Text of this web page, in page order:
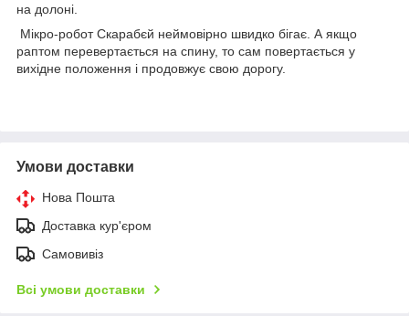
на долоні.
Мікро-робот Скарабєй неймовірно швидко бігає. А якщо
раптом перевертається на спину, то сам повертається у
вихідне положення і продовжує свою дорогу.
Умови доставки
Нова Пошта
Доставка кур'єром
Самовивіз
Всі умови доставки